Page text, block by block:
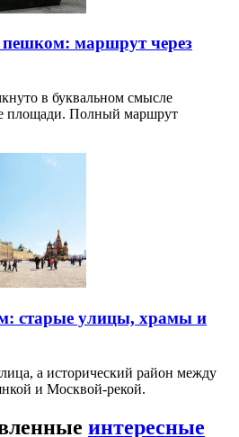
маршрут через
в буквальном смысле
площади. Полный маршрут
старые улицы, храмы и
а исторический район между
и Москвой-рекой.
интересные